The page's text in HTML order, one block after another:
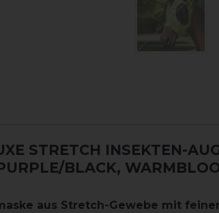
STRETCH INSEKTEN-
BLACK,
aus Stretch-Gewebe mit